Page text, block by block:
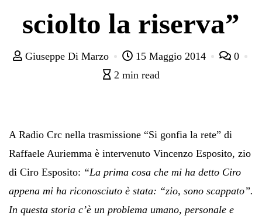
sciolto la riserva”
Giuseppe Di Marzo 15 Maggio 2014
0
2 min read
A Radio Crc nella trasmissione “Si gonfia la rete” di
Raffaele Auriemma è intervenuto Vincenzo Esposito, zio
di Ciro Esposito: “La prima cosa che mi ha detto Ciro
appena mi ha riconosciuto è stata: “zio, sono scappato”.
In questa storia c’è un problema umano, personale e